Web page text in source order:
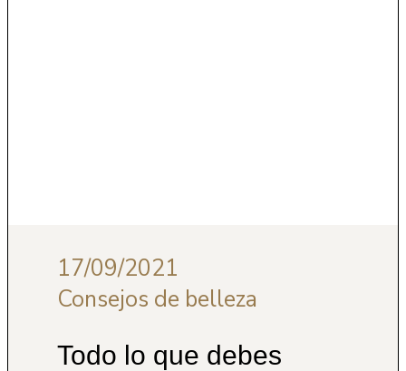
17/09/2021
Consejos de belleza
Todo lo que debes